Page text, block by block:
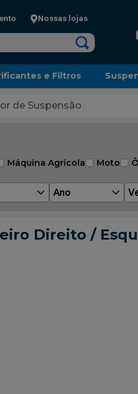
Nossas lojas
e Filtros
de Suspensão
Máquina Agrícola Moto
Ano
Direito /